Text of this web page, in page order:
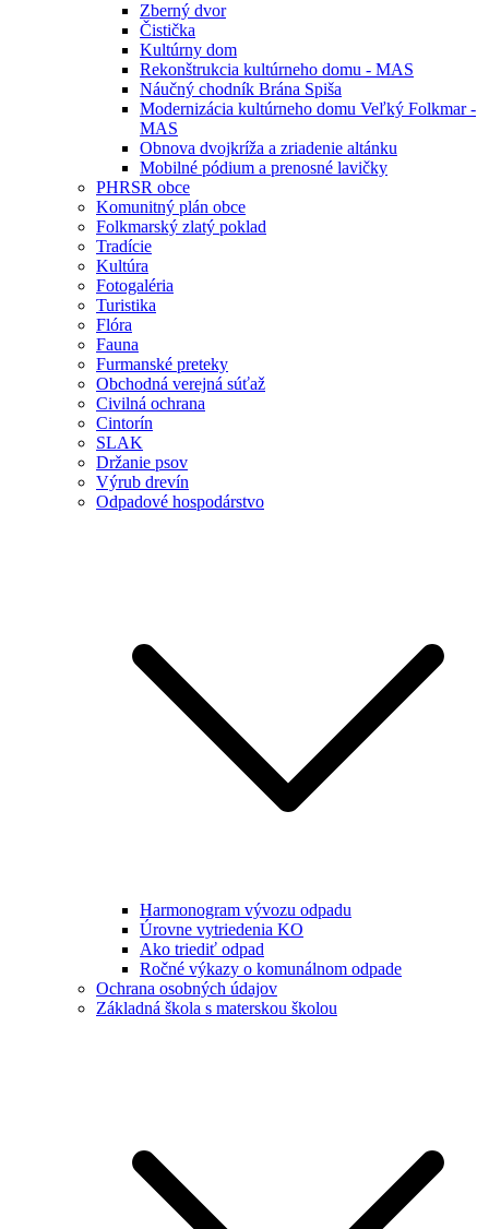
Zberný dvor
Čistička
Kultúrny dom
Rekonštrukcia kultúrneho domu - MAS
Náučný chodník Brána Spiša
Modernizácia kultúrneho domu Veľký Folkmar -
MAS
Obnova dvojkríža a zriadenie altánku
Mobilné pódium a prenosné lavičky
PHRSR obce
Komunitný plán obce
Folkmarský zlatý poklad
Tradície
Kultúra
Fotogaléria
Turistika
Flóra
Fauna
Furmanské preteky
Obchodná verejná súťaž
Civilná ochrana
Cintorín
SLAK
Držanie psov
Výrub drevín
Odpadové hospodárstvo
Harmonogram vývozu odpadu
Úrovne vytriedenia KO
Ako triediť odpad
Ročné výkazy o komunálnom odpade
Ochrana osobných údajov
Základná škola s materskou školou